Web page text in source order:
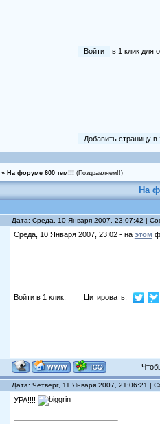
Войти в 1 клик для
Добавить страницу
» На форуме 600 тем!!! (Поздравляем!!)
На
Дата: Среда, 10 Января 2007, 23:07:42 |
Среда, 10 Января 2007, 23:02 - на этом
Войти в 1 клик: Цитировать:
Дата: Четверг, 11 Января 2007, 21:06:21 |
УРА!!!!